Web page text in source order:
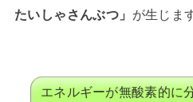
たいしゃさんぶつ」 が生じま
エネルギーが無酸素的に